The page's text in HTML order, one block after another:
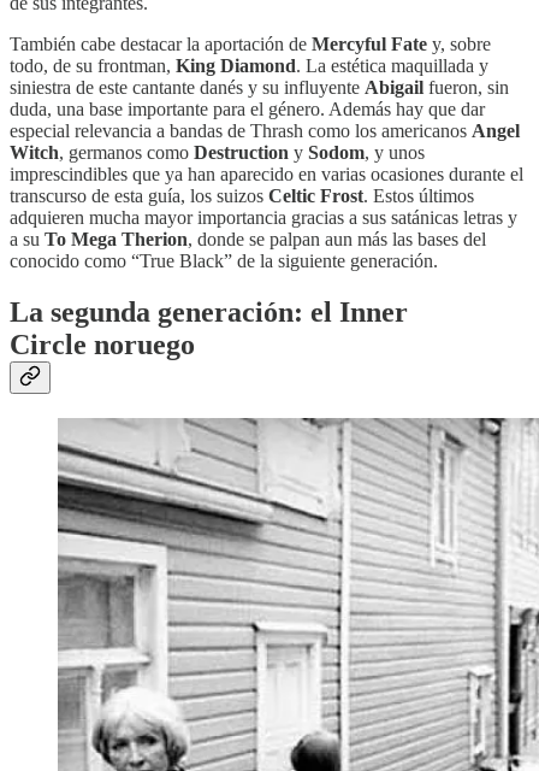
También cabe destacar la aportación de Mercyful Fate y, sobre
todo, de su frontman, King Diamond. La estética maquillada y
siniestra de este cantante danés y su influyente Abigail fueron, sin
duda, una base importante para el género. Además hay que dar
especial relevancia a bandas de Thrash como los americanos Angel
Witch, germanos como Destruction y Sodom, y unos
imprescindibles que ya han aparecido en varias ocasiones durante el
transcurso de esta guía, los suizos Celtic Frost. Estos últimos
adquieren mucha mayor importancia gracias a sus satánicas letras y
a su To Mega Therion, donde se palpan aun más las bases del
conocido como “True Black” de la siguiente generación.
La segunda generación: el Inner
Circle noruego